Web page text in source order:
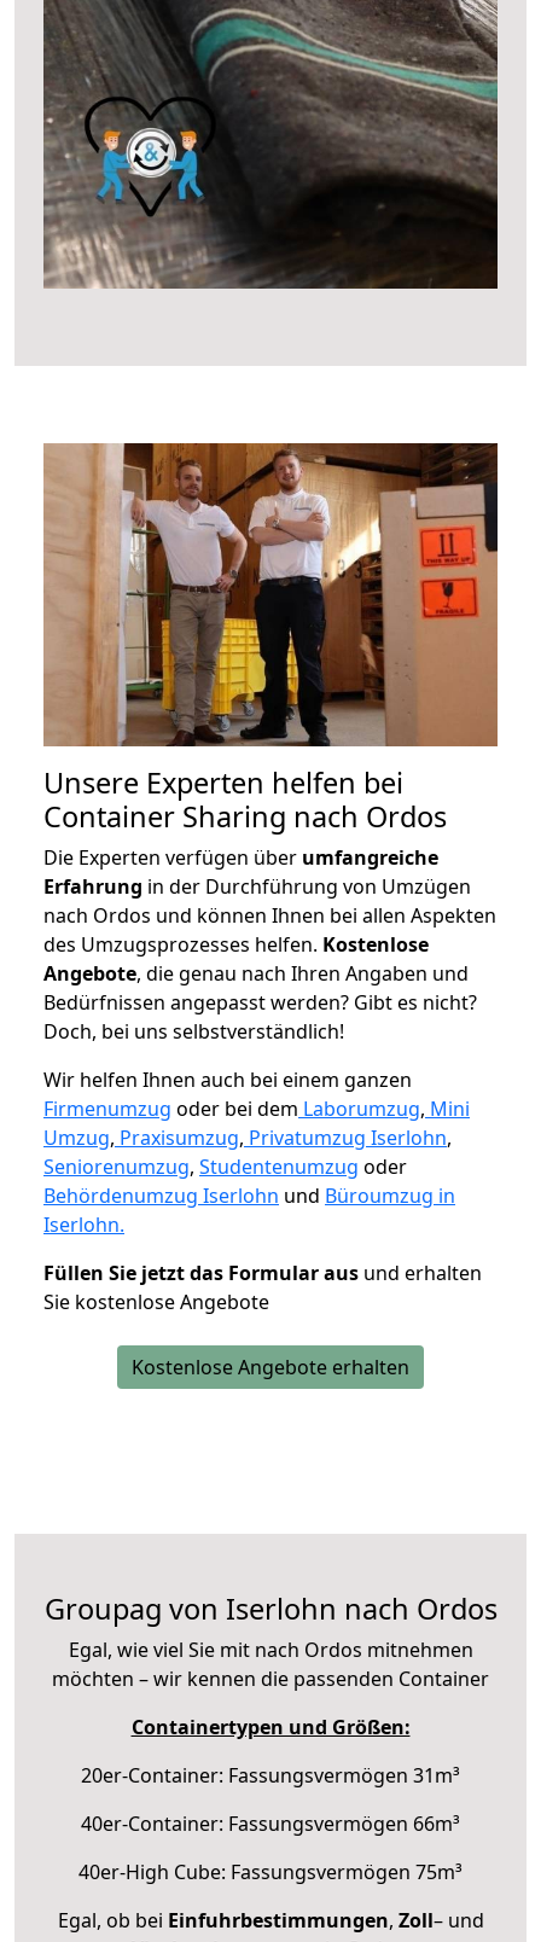
Unsere Experten helfen bei
Container Sharing nach Ordos
Die Experten verfügen über umfangreiche
Erfahrung in der Durchführung von Umzügen
nach Ordos und können Ihnen bei allen Aspekten
des Umzugsprozesses helfen. Kostenlose
Angebote, die genau nach Ihren Angaben und
Bedürfnissen angepasst werden? Gibt es nicht?
Doch, bei uns selbstverständlich!
Wir helfen Ihnen auch bei einem ganzen
Firmenumzug oder bei dem Laborumzug, Mini
Umzug, Praxisumzug, Privatumzug Iserlohn,
Seniorenumzug, Studentenumzug oder
Behördenumzug Iserlohn und Büroumzug in
Iserlohn.
Füllen Sie jetzt das Formular aus und erhalten
Sie kostenlose Angebote
Kostenlose Angebote erhalten
Groupag von Iserlohn nach Ordos
Egal, wie viel Sie mit nach Ordos mitnehmen
möchten – wir kennen die passenden Container
Containertypen und Größen:
20er-Container: Fassungsvermögen 31m³
40er-Container: Fassungsvermögen 66m³
40er-High Cube: Fassungsvermögen 75m³
Egal, ob bei Einfuhrbestimmungen, Zoll– und